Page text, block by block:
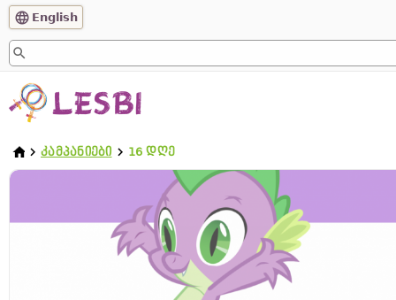
English
ᲙᲐᲛᲞᲐᲜᲘᲔᲑᲘ 16 ᲓᲦᲔ